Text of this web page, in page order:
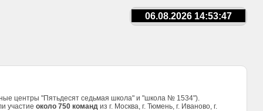
06.08.2026 14:53:48
центры "Пятьдесят седьмая школа" и "школа № 1534").
участие около 750 команд из г. Москва, г. Тюмень, г. Иваново, г.